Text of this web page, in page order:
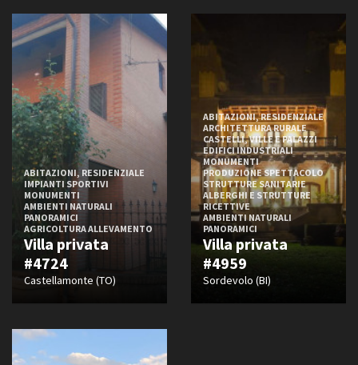
ABITAZIONI, RESIDENZIALE
IMPIANTI SPORTIVI
MONUMENTI
AMBIENTI NATURALI
PANORAMICI
AGRICOLTURA ALLEVAMENTO
Villa privata
#4724
Castellamonte (TO)
ABITAZIONI, RESIDENZIALE
ARCHITETTURA RURALE
CASTELLI, VILLE E PALAZZI
EDIFICI INDUSTRIALI
MONUMENTI
PRODUZIONE SPETTACOLO
STRUTTURE SANITARIE
ALBERGHI E STRUTTURE
RICETTIVE
AMBIENTI NATURALI
PANORAMICI
Villa privata
#4959
Sordevolo (BI)